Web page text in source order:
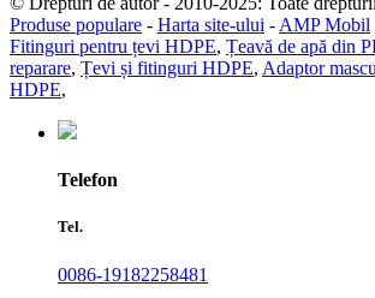
Produse populare - Harta site-ului - AMP Mobil
Fitinguri pentru țevi HDPE, Țeavă de apă din
reparare, Țevi și fitinguri HDPE, Adaptor
HDPE,
Telefon
Tel.
0086-19182258481